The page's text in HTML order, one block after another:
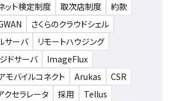
ット検定制度 取次店制度
約款
さくらのクラウドシェル
サーバ
リモートハウジング
ドサーバ
ImageFlux
モバイルコネクト
Arukas
CSR
クセラレータ
採用
Tellus